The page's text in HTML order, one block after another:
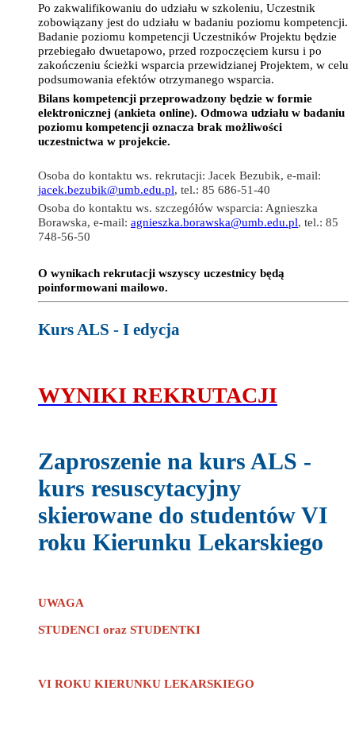
Po zakwalifikowaniu do udziału w szkoleniu, Uczestnik
zobowiązany jest do udziału w badaniu poziomu kompetencji.
Badanie poziomu kompetencji Uczestników Projektu będzie
przebiegało dwuetapowo, przed rozpoczęciem kursu i po
zakończeniu ścieżki wsparcia przewidzianej Projektem, w celu
podsumowania efektów otrzymanego wsparcia.
Bilans kompetencji przeprowadzony będzie w formie
elektronicznej (ankieta online). Odmowa udziału w badaniu
poziomu kompetencji oznacza brak możliwości
uczestnictwa w projekcie.
Osoba do kontaktu ws. rekrutacji: Jacek Bezubik, e-mail:
jacek.bezubik@umb.edu.pl, tel.: 85 686-51-40
Osoba do kontaktu ws. szczegółów wsparcia: Agnieszka
Borawska, e-mail: agnieszka.borawska@umb.edu.pl, tel.: 85
748-56-50
O wynikach rekrutacji wszyscy uczestnicy będą
poinformowani mailowo.
Kurs ALS - I edycja
WYNIKI REKRUTACJI
Zaproszenie na kurs ALS -
kurs resuscytacyjny
skierowane do studentów VI
roku Kierunku Lekarskiego
UWAGA
STUDENCI oraz STUDENTKI
VI ROKU KIERUNKU LEKARSKIEGO